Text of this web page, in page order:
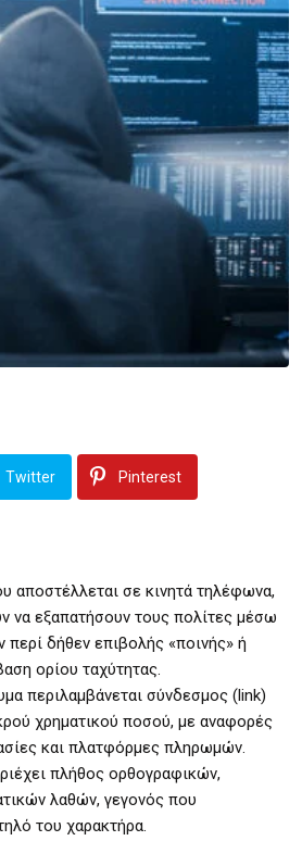
Twitter Pinterest
αποστέλλεται σε κινητά τηλέφωνα,
να εξαπατήσουν τους πολίτες μέσω
δήθεν επιβολής «ποινής» ή
ορίου ταχύτητας.
περιλαμβάνεται σύνδεσμος (link)
χρηματικού ποσού, με αναφορές
και πλατφόρμες πληρωμών.
πλήθος ορθογραφικών,
λαθών, γεγονός που
του χαρακτήρα.